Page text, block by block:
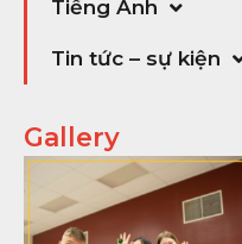
Tiếng Anh
Tin tức – sự kiện
Gallery